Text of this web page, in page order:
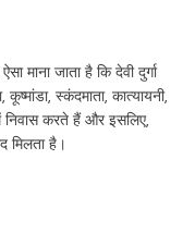
माना जाता है कि देवी दुर्गा
स्कंदमाता, कात्यायनी,
में निवास करते हैं और इसलिए,
मिलता है।